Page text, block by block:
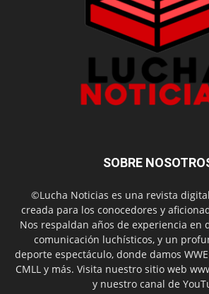
SOBRE
©Lucha Noticias es una revista
creada para los conocedores y
Nos respaldan años de experiencia en
comunicación luchísticos, y un
deporte espectáculo, donde damos WWE
CMLL y más. Visita nuestro sitio web
y nuestro canal de